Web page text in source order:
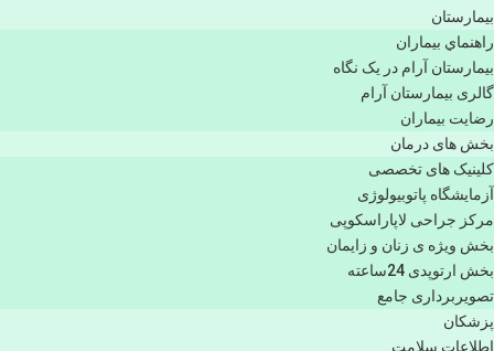
بيمارستان
راهنماي بیماران
بیمارستان آرام در یک نگاه
گالری بیمارستان آرام
رضایت بیماران
بخش های درمان
کلینیک های تخصصی
آزمایشگاه پاتوبیولوژی
مرکز جراحی لاپاراسکوپی
بخش ویژه ی زنان و زایمان
بخش ارتوپدی 24ساعته
تصویربرداری جامع
پزشكان
اطلاعات سلامت